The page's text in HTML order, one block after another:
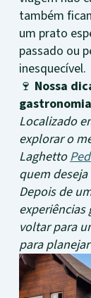
também
um prato
passado ou
inesquecível.
🍷 Nossa
Localizado
explorar o
Laghetto
quem
Depois de
voltar para
para